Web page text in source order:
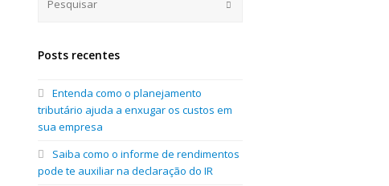
Posts recentes
Entenda como o planejamento
tributário ajuda a enxugar os custos em
sua empresa
Saiba como o informe de rendimentos
pode te auxiliar na declaração do IR